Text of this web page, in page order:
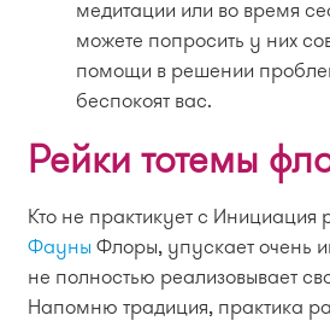
медитации или во время
можете попросить у них
помощи в решении
беспокоят вас.
Рейки тотемы
Кто не практикует с Инициация
Фауны Флоры, упускает очень
не полностью реализовывает
Напомню традиция, практика